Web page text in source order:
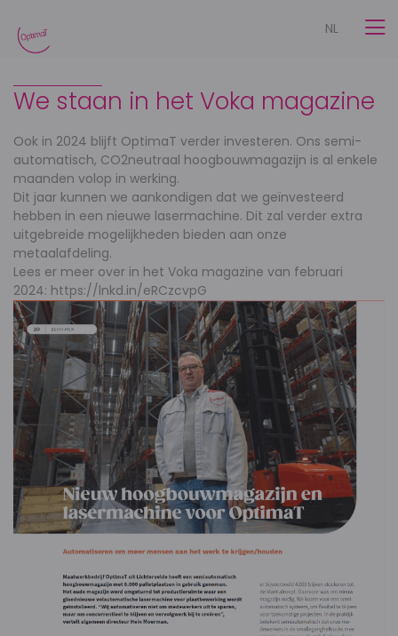
NL
We staan in het Voka magazine
Ook in 2024 blijft OptimaT verder investeren. Ons semi-
automatisch, CO2neutraal hoogbouwmagazijn is al enkele
maanden volop in werking.
Dit jaar kunnen we aankondigen dat we geïnvesteerd
hebben in een nieuwe lasermachine. Dit zal verder extra
uitgebreide mogelijkheden bieden aan onze
metaalafdeling.
Lees er meer over in het Voka magazine van februari
2024: https://lnkd.in/eRCzcvpG